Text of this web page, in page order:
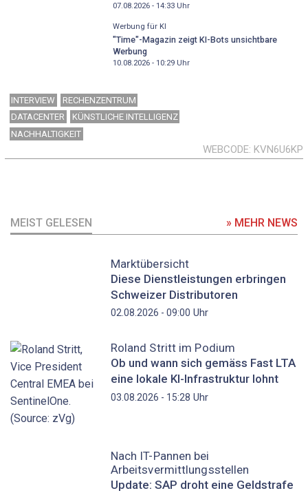
07.08.2026 - 14:33Uhr
Werbung für KI
"Time"-Magazin zeigt KI-Bots unsichtbare
Werbung
10.08.2026 - 10:29Uhr
INTERVIEW
RECHENZENTRUM
DATACENTER
KÜNSTLICHE INTELLIGENZ
NACHHALTIGKEIT
WEBCODE KVN6U6KP
MEIST GELESEN » MEHR NEWS
Marktübersicht
Diese Dienstleistungen erbringen
Schweizer Distributoren
02.08.2026 - 09:00 Uhr
Roland Stritt im Podium
Ob und wann sich gemäss Fast LTA
eine lokale KI-Infrastruktur lohnt
03.08.2026 - 15:28 Uhr
Nach IT-Pannen bei
Arbeitsvermittlungsstellen
Update: SAP droht eine Geldstrafe